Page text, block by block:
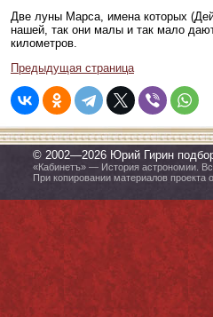
Две луны Марса, имена которых
нашей, так они малы и так мало
километров.
Предыдущая страница
© 2002—2026 Юрий Гирин
«Кабинетъ» — История астрономии.
При копировании материалов проекта